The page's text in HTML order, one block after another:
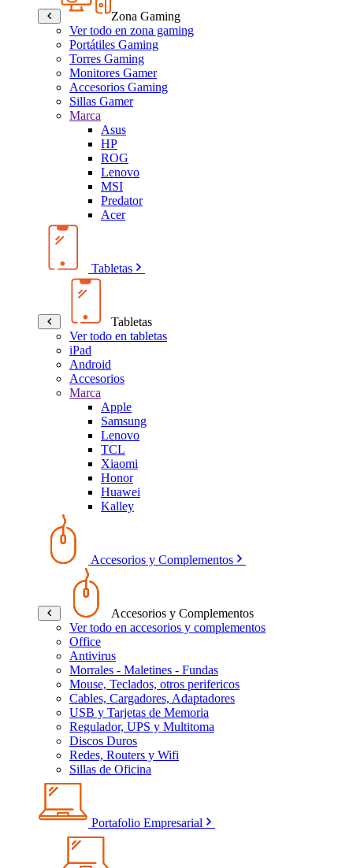
Zona Gaming
Ver todo en zona gaming
Portátiles Gaming
Torres Gaming
Monitores Gamer
Accesorios Gaming
Sillas Gamer
Marca
Asus
HP
ROG
Lenovo
MSI
Predator
Acer
Tabletas
Tabletas
Ver todo en tabletas
iPad
Android
Accesorios
Marca
Apple
Samsung
Lenovo
TCL
Xiaomi
Honor
Huawei
Kalley
Accesorios y Complementos
Accesorios y Complementos
Ver todo en accesorios y complementos
Office
Antivirus
Morrales - Maletines - Fundas
Mouse, Teclados, otros perifericos
Cables, Cargadores, Adaptadores
USB y Tarjetas de Memoria
Regulador, UPS y Multitoma
Discos Duros
Redes, Routers y Wifi
Sillas de Oficina
Portafolio Empresarial